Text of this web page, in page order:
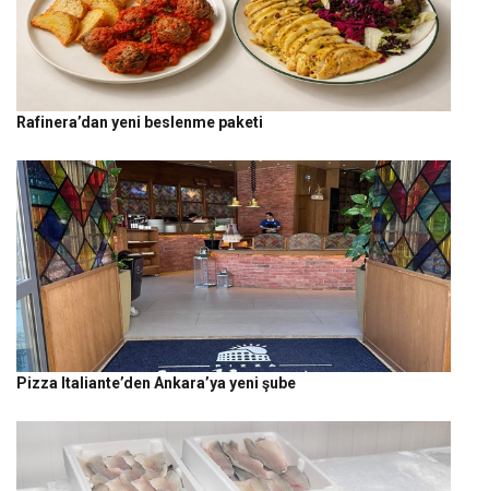
Rafinera’dan yeni beslenme paketi
Pizza Italiante’den Ankara’ya yeni şube